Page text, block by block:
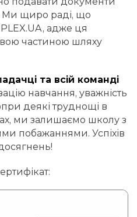
Ми щиро раді, що
адже ця
частиною шляху
та всій команді
навчання, уважність
деякі труднощі в
ми залишаємо школу з
побажаннями. Успіхів